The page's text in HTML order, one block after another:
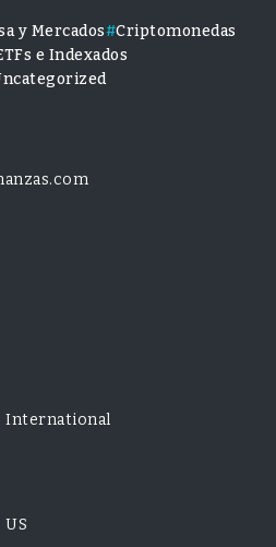
y Mercados
Criptomonedas
e Indexados
International